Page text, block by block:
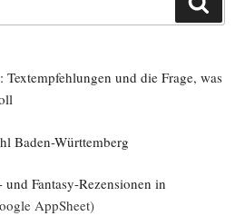
und die Frage, was
Baden-Württemberg
Fantasy-Rezensionen in
AppSheet)